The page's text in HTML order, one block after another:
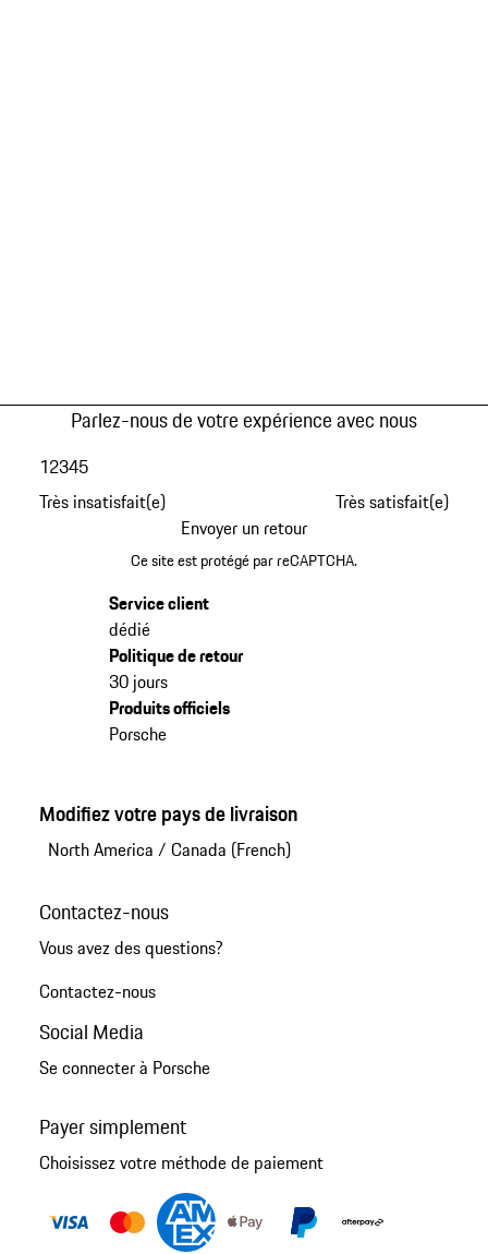
Parlez-nous de votre expérience avec nous
Très insatisfait(e)
12345
Très satisfait(e)
Envoyer un retour
Ce site est protégé par reCAPTCHA.
Service client
dédié
Politique de retour
30 jours
Produits officiels
Porsche
Modifiez votre pays de livraison
North America / Canada (French)
Contactez-nous
Vous avez des questions?
Contactez-nous
Social Media
Se connecter à Porsche
Payer simplement
Choisissez votre méthode de paiement